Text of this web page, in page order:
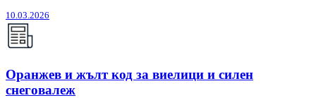
10.03.2026
Оранжев и жълт код за виелици и силен
снеговалеж